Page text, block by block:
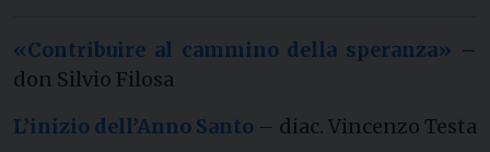
«Contribuire al cammino della speranza» –
don Silvio Filosa
L’inizio dell’Anno Santo – diac. Vincenzo Testa